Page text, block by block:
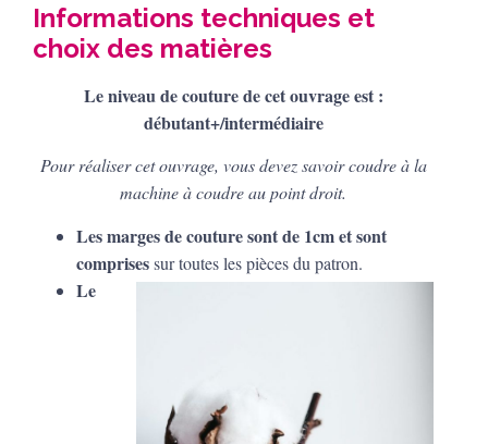
Informations techniques et
choix des matières
Le niveau de couture de cet ouvrage est :
débutant+/intermédiaire
Pour réaliser cet ouvrage, vous devez savoir coudre à la
machine à coudre au point droit.
Les marges de couture sont de 1cm et sont
comprisessur toutes les pièces du patron.
Le